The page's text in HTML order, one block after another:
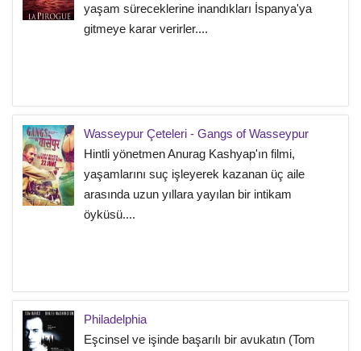
yaşam süreceklerine inandıkları İspanya'ya
gitmeye karar verirler....
Wasseypur Çeteleri - Gangs of Wasseypur
Hintli yönetmen Anurag Kashyap'ın filmi,
yaşamlarını suç işleyerek kazanan üç aile
arasında uzun yıllara yayılan bir intikam
öyküsü....
Philadelphia
Eşcinsel ve işinde başarılı bir avukatın (Tom